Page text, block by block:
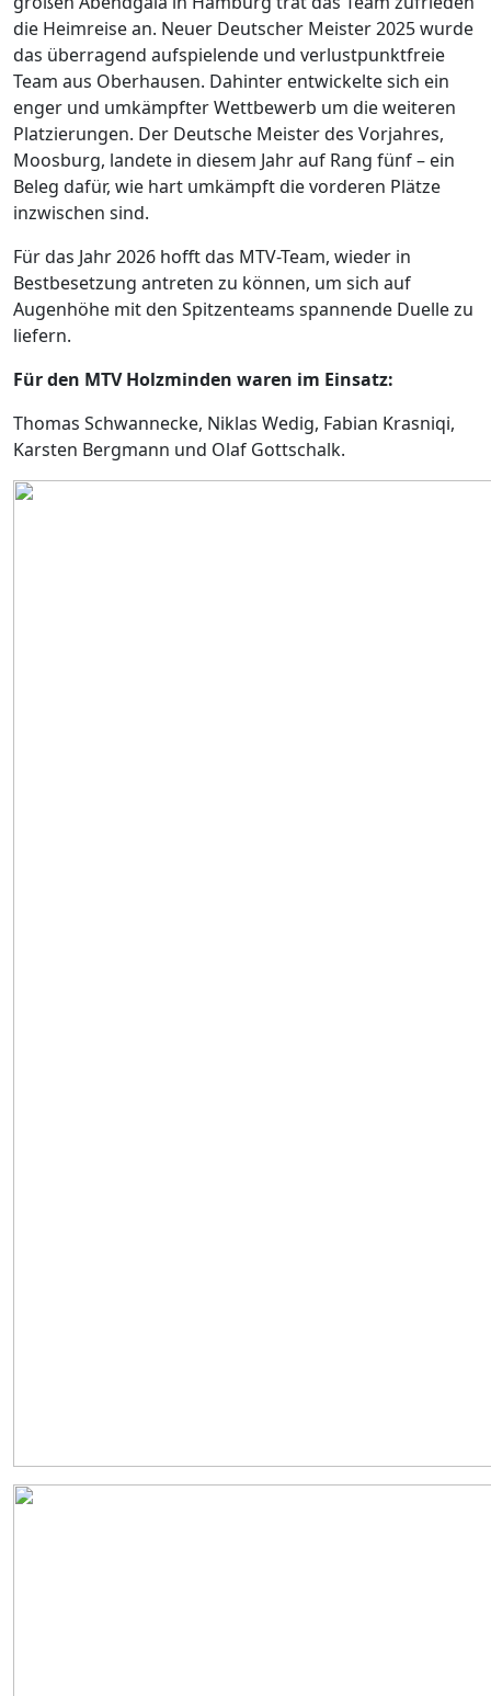
die Heimreise an. Neuer Deutscher Meister 2025 wurde
das überragend aufspielende und verlustpunktfreie
Team aus Oberhausen. Dahinter entwickelte sich ein
enger und umkämpfter Wettbewerb um die weiteren
Platzierungen. Der Deutsche Meister des Vorjahres,
Moosburg, landete in diesem Jahr auf Rang fünf – ein
Beleg dafür, wie hart umkämpft die vorderen Plätze
inzwischen sind.
Für das Jahr 2026 hofft das MTV-Team, wieder in
Bestbesetzung antreten zu können, um sich auf
Augenhöhe mit den Spitzenteams spannende Duelle zu
liefern.
Für den MTV Holzminden waren im Einsatz:
Thomas Schwannecke, Niklas Wedig, Fabian Krasniqi,
Karsten Bergmann und Olaf Gottschalk.